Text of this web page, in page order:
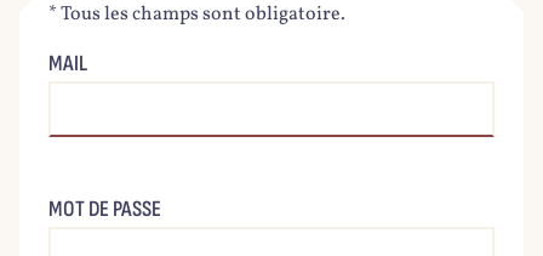
* Tous les champs sont obligatoire.
MAIL
MOT DE PASSE